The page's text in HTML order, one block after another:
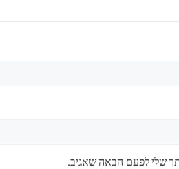
שלי לפעם הבאה שאגיב.